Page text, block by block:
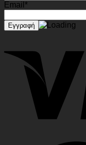
Email*